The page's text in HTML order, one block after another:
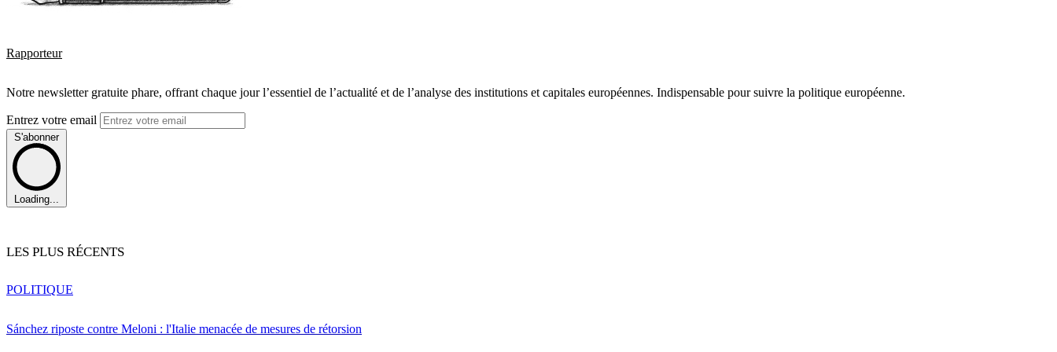
Rapporteur
Notre newsletter gratuite phare, offrant chaque jour l’essentiel de l’actualité et de l’analyse des institutions et capitales européennes. Indispensable pour suivre la politique européenne.
Entrez votre email
S'abonner
Loading...
LES PLUS RÉCENTS
Sánchez riposte contre Meloni : l'Italie menacée de mesures de rétorsion
POLITIQUE